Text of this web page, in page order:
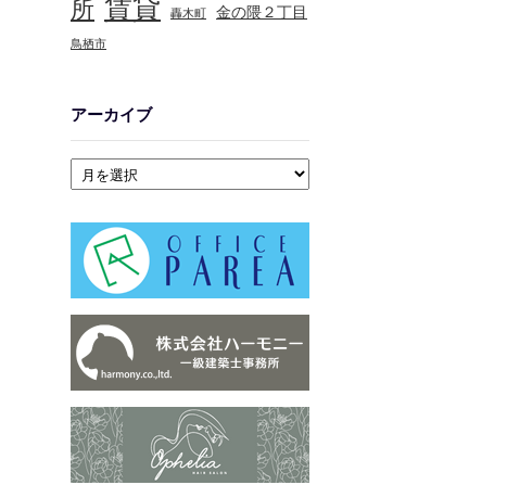
所 賃貸 轟木町 金の隈２丁目
鳥栖市
アーカイブ
アーカイブ